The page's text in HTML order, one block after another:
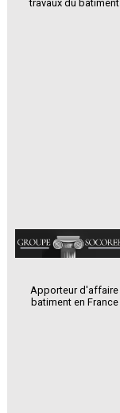
travaux du batiment
Apporteur d'affaire
batiment en France